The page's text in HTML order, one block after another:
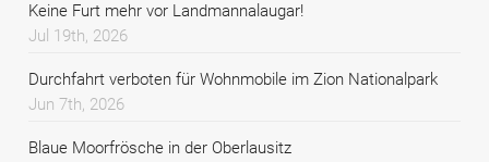
Keine Furt mehr vor Landmannalaugar!
Jul 19th, 2026
Durchfahrt verboten für Wohnmobile im Zion Nationalpark
Jun 7th, 2026
Blaue Moorfrösche in der Oberlausitz